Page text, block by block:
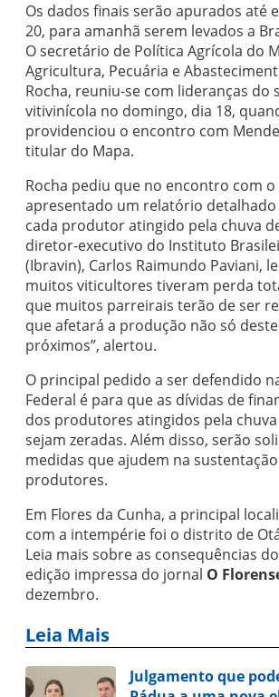
Os dados finais serão apurados até
20, para amanhã serem levados a
O secretário de Política Agrícola do
Agricultura, Pecuária e
Rocha, reuniu-se com lideranças do
vitivinícola no domingo, dia 18,
providenciou o encontro com
titular do Mapa.
Rocha pediu que no encontro com
apresentado um relatório detalhado
cada produtor atingido pela chuva
diretor-executivo do Instituto
(Ibravin), Carlos Raimundo Paviani,
muitos viticultores tiveram perda
que muitos parreirais terão de ser
que afetará a produção não só
próximos”, alertou.
O principal pedido a ser defendido
Federal é para que as dívidas de
dos produtores atingidos pela
sejam zeradas. Além disso, serão
medidas que ajudem na
produtores.
Em Flores da Cunha, a principal
com a intempérie foi o distrito de
Leia mais sobre as consequências
edição impressa do jornal O
dezembro.
Leia Mais
Julgamento que